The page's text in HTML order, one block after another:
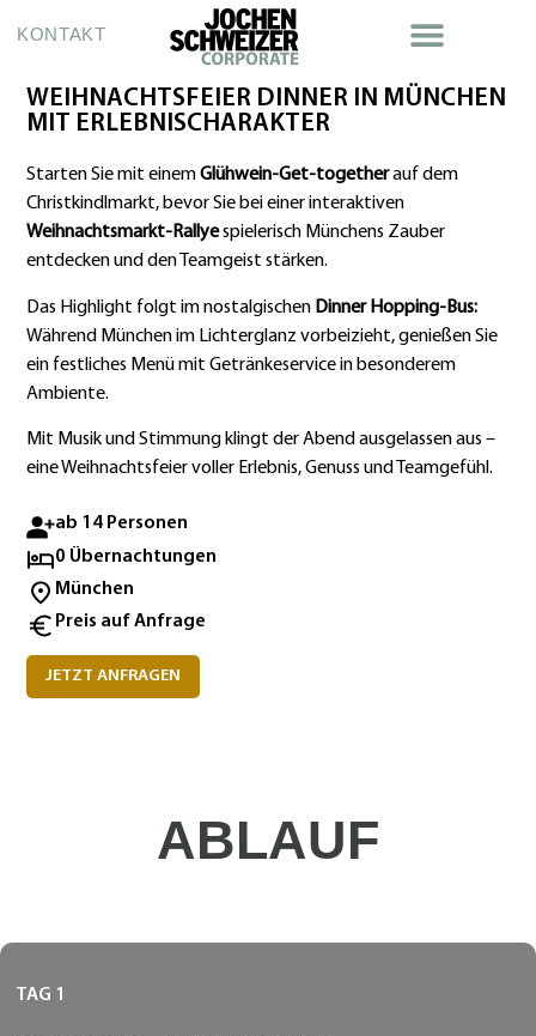
KONTAKT
WEIHNACHTSFEIER DINNER IN MÜNCHEN
MIT ERLEBNISCHARAKTER
Starten Sie mit einemGlühwein-Get-togetherauf dem
Christkindlmarkt, bevor Sie bei einer interaktiven
Weihnachtsmarkt-Rallyespielerisch Münchens Zauber
entdecken und den Teamgeist stärken.
Das Highlight folgt im nostalgischen Dinner Hopping-Bus:
Während München im Lichterglanz vorbeizieht, genießen Sie
ein festliches Menü mit Getränkeservice in besonderem
Ambiente.
Mit Musik und Stimmung klingt der Abend ausgelassen aus –
eine Weihnachtsfeier voller Erlebnis, Genuss und Teamgefühl.
ab 14 Personen
0 Übernachtungen
München
Preis auf Anfrage
JETZT ANFRAGEN
ABLAUF
TAG 1